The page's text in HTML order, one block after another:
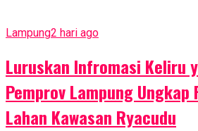
Lampung2 hari ago
Luruskan Infromasi Keliru
Pemprov Lampung
Lahan Kawasan Ryacudu